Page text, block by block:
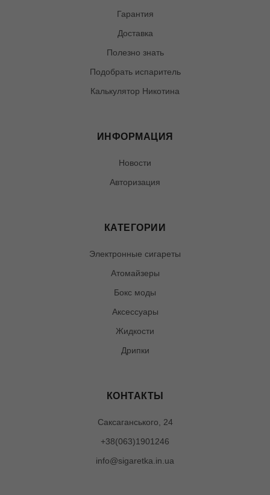
Гарантия
Доставка
Полезно знать
Подобрать испаритель
Калькулятор Никотина
ИНФОРМАЦИЯ
Новости
Авторизация
КАТЕГОРИИ
Электронные сигареты
Атомайзеры
Бокс моды
Аксессуары
Жидкости
Дрипки
КОНТАКТЫ
Саксаганського, 24
+38(063)1901246
info@sigaretka.in.ua